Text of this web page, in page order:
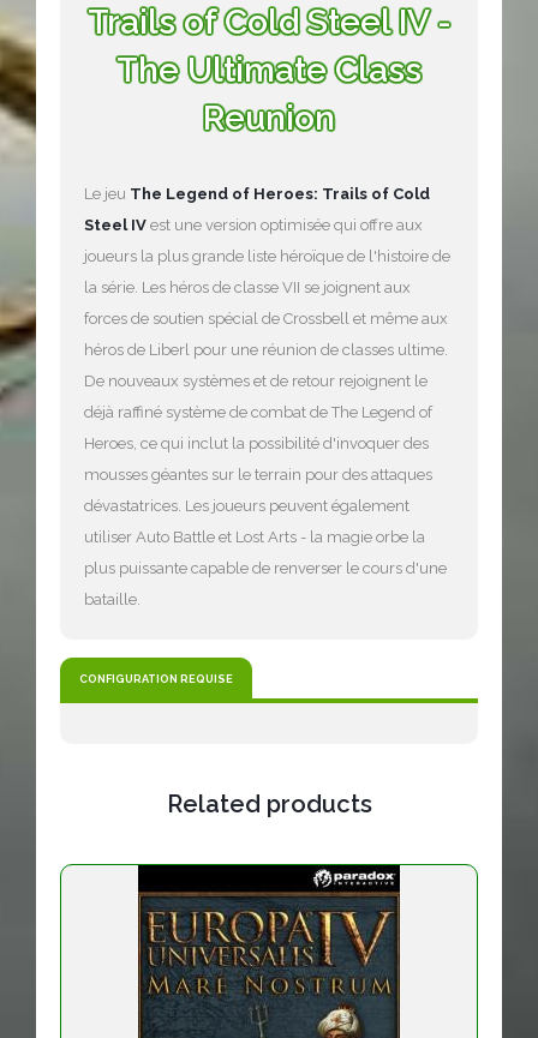
Trails of Cold Steel IV -
The Ultimate Class
Reunion
Le jeu The Legend of Heroes: Trails of Cold
Steel IV est une version optimisée qui offre aux
joueurs la plus grande liste héroïque de l'histoire de
la série. Les héros de classe VII se joignent aux
forces de soutien spécial de Crossbell et même aux
héros de Liberl pour une réunion de classes ultime.
De nouveaux systèmes et de retour rejoignent le
déjà raffiné système de combat de The Legend of
Heroes, ce qui inclut la possibilité d'invoquer des
mousses géantes sur le terrain pour des attaques
dévastatrices. Les joueurs peuvent également
utiliser Auto Battle et Lost Arts - la magie orbe la
plus puissante capable de renverser le cours d'une
bataille.
CONFIGURATION REQUISE
Related products